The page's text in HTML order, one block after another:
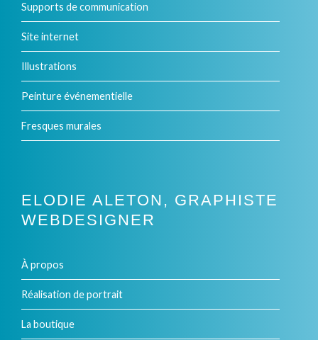
Supports de communication
Site internet
Illustrations
Peinture événementielle
Fresques murales
ELODIE ALETON, GRAPHISTE
WEBDESIGNER
À propos
Réalisation de portrait
La boutique